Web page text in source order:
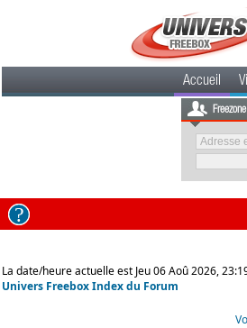
Accueil
Freezone
La date/heure actuelle est Jeu 06 Aoû 2026,
Univers Freebox Index du Forum